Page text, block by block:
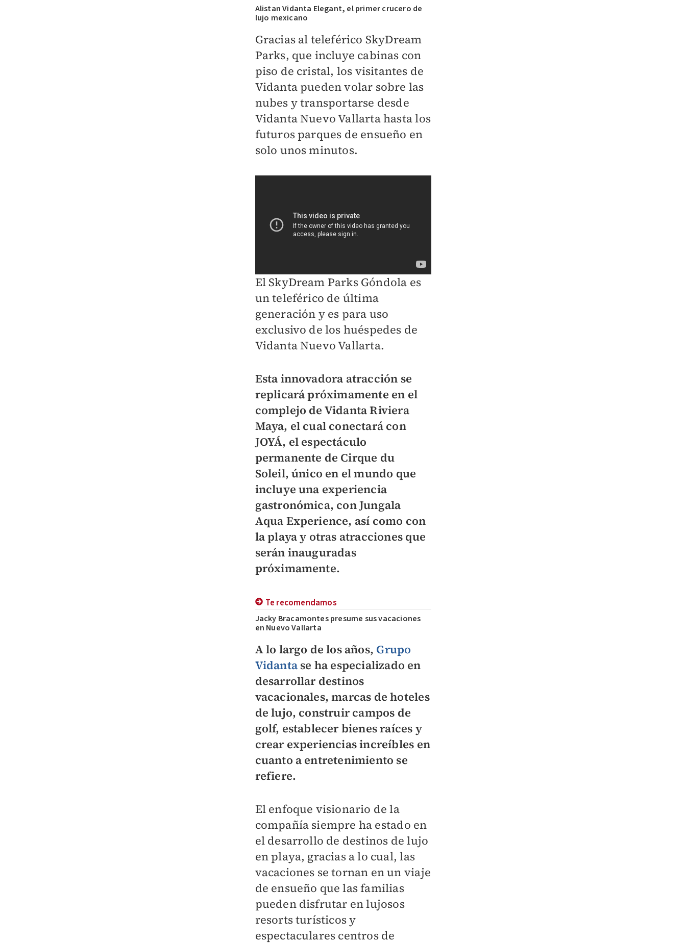
Alistan Vidanta Elegant, el primer crucero de
lujo mexicano
Gracias al teleférico SkyDream
Parks, que incluye cabinas con
piso de cristal, los visitantes de
Vidanta pueden volar sobre las
nubes y transportarse desde
Vidanta Nuevo Vallarta hasta los
futuros parques de ensueño en
solo unos minutos.
El SkyDream Parks Góndola es
un teleférico de última
generación y es para uso
exclusivo de los huéspedes de
Vidanta Nuevo Vallarta.
Esta innovadora atracción se
replicará próximamente en el
complejo de Vidanta Riviera
Maya, el cual conectará con
JOYÁ, el espectáculo
permanente de Cirque du
Soleil, único en el mundo que
incluye una experiencia
gastronómica, con Jungala
Aqua Experience, así como con
la playa y otras atracciones que
serán inauguradas
próximamente.
Te recomendamos
Jacky Bracamontes presume sus vacaciones
en Nuevo Vallarta
A lo largo de los años, Grupo
Vidantase ha especializado en
desarrollar destinos
vacacionales, marcas de hoteles
de lujo, construir campos de
golf, establecer bienes raíces y
crear experiencias increíbles en
cuanto a entretenimiento se
refiere.
El enfoque visionario de la
compañía siempre ha estado en
el desarrollo de destinos de lujo
en playa, gracias a lo cual, las
vacaciones se tornan en un viaje
de ensueño que las familias
pueden disfrutar en lujosos
resorts turísticos y
espectaculares centros de